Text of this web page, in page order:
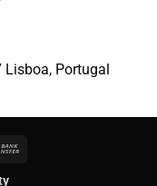
Lisboa, Portugal